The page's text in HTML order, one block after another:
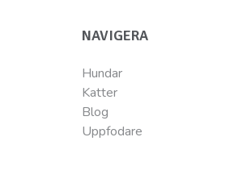
NAVIGERA
Hundar
Katter
Blog
Uppfodare